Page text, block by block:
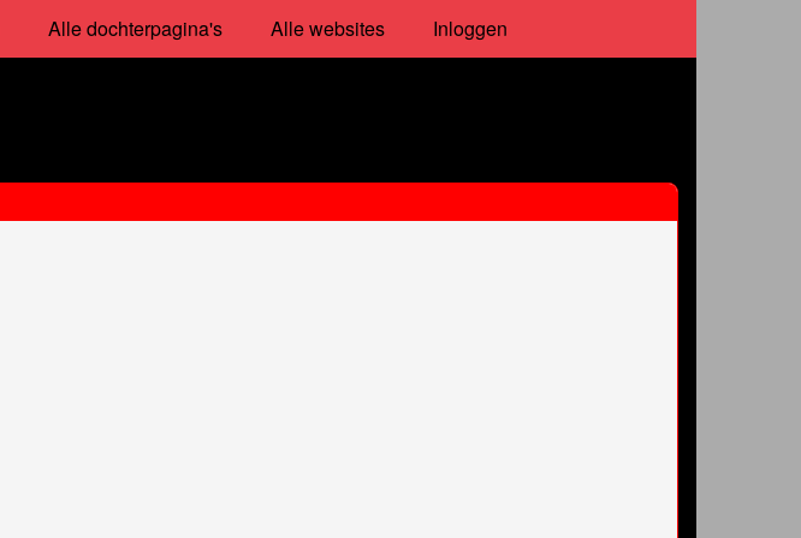
Alle dochterpagina's Alle websites Inloggen